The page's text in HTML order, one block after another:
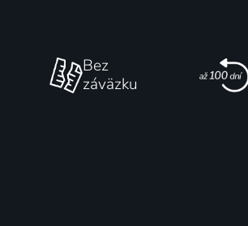
Bez
záväzku